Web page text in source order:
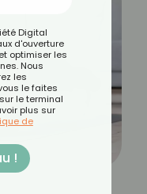
Digital
d'ouverture
optimiser les
Nous
les
le faites
le terminal
plus sur
de
!